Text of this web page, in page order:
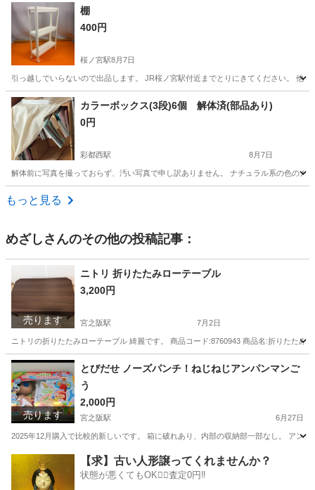
大阪 大阪市 桜ノ宮駅
棚
400円
桜ノ宮駅8月7日
引っ越しでいらないので出品します。 JR桜ノ宮駅付近までとりにきてください。 他
大阪 大阪市 桜ノ宮駅 収納家具 付近
カラーボックス(3段)6個 解体済(部品あり)
0円
彩都西駅 8月7日
解体前に写真を撮っておらず、汚い写真で申し訳ありません。 ナチュラル系の色の
大阪 茨木市
もっと見る
めざし さんのその他の投稿記事：
売ります
ニトリ 折りたたみローテーブル
3,200円
宮之阪駅 7月2日
ニトリの折りたたみローテーブル 綺麗です。 商品コード:8760943 商品名:折りたた
大阪 枚方市 宮之阪駅 テーブル
売ります
とびだせ ノーズパンチ！ねじねじアンパンマンご
う
2,000円
宮之阪駅 6月27日
2025年12月購入で比較的新しいです。 箱に破れあり、内部の収納部一部なし。 アン
宮之阪駅 おもちゃ
【求】古い人形譲ってくれませんか？
状態が悪くてもOK🙆‍♀️査定0円‼️